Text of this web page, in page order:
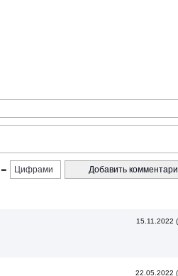
15.11.2022
22.05.2022